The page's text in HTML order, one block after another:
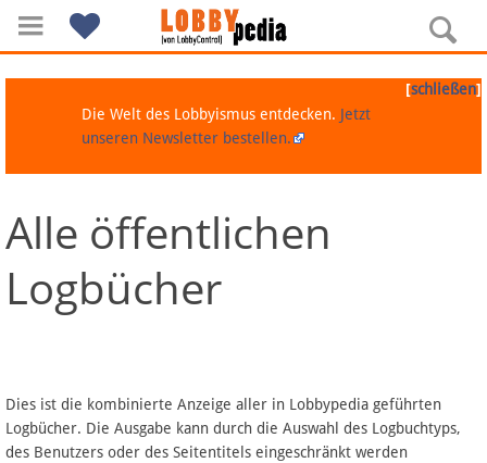
Navigation
Über Lobbypedia
Artikel nach Kategorien
FAQ
[schließen]
Die Welt des Lobbyismus entdecken. Jetzt
unseren Newsletter bestellen.
Alle öffentlichen
Logbücher
Dies ist die kombinierte Anzeige aller in Lobbypedia geführten
Logbücher. Die Ausgabe kann durch die Auswahl des Logbuchtyps,
des Benutzers oder des Seitentitels eingeschränkt werden